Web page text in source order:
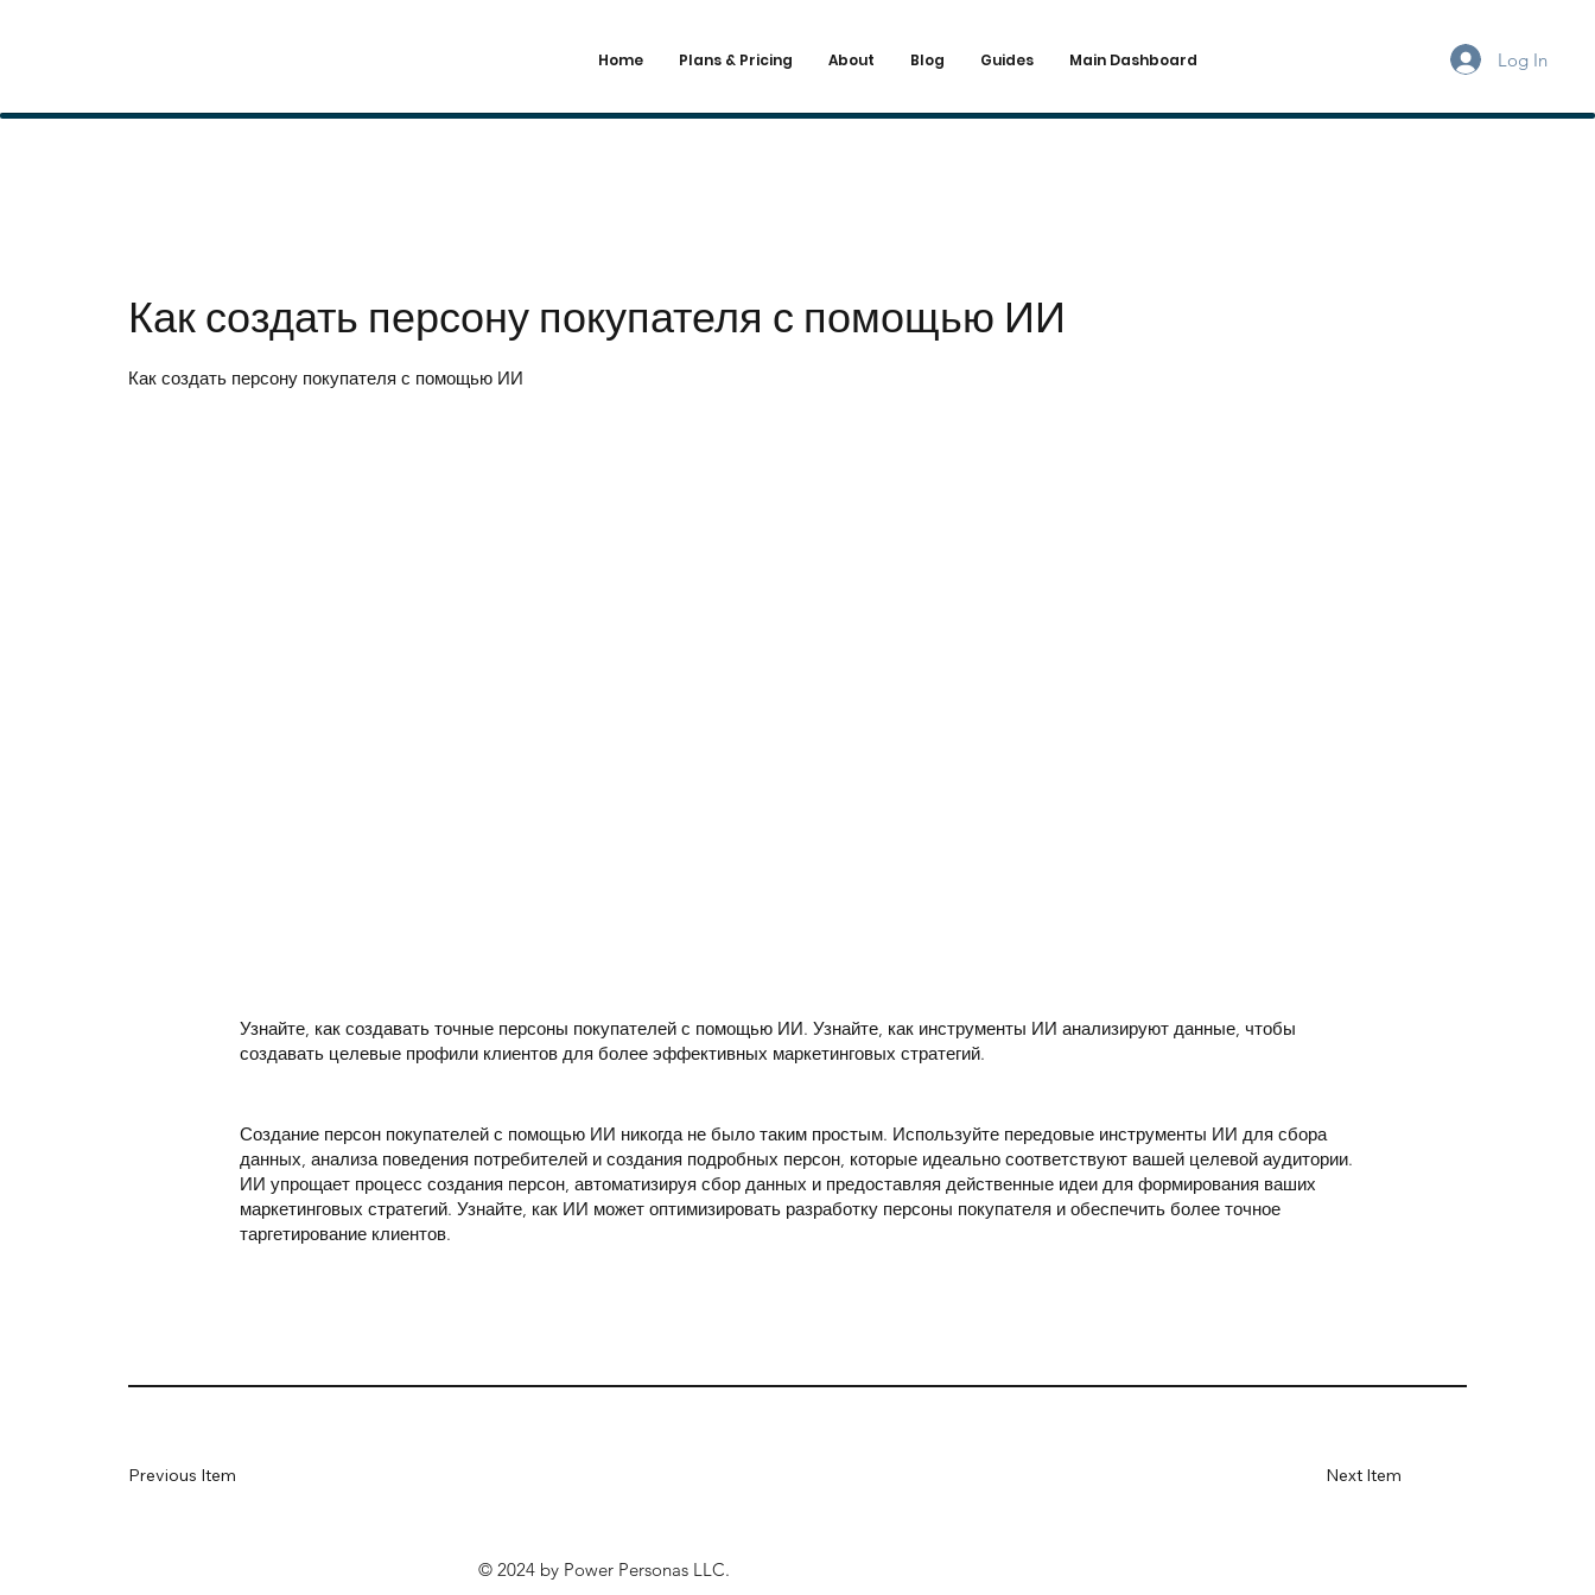
Home Plans & Pricing About Blog Guides Main Dashboard Log In
Как создать персону покупателя с помощью ИИ
Как создать персону покупателя с помощью ИИ
Узнайте, как создавать точные персоны покупателей с помощью ИИ. Узнайте, как инструменты ИИ анализируют данные, чтобы
создавать целевые профили клиентов для более эффективных маркетинговых стратегий.
Создание персон покупателей с помощью ИИ никогда не было таким простым. Используйте передовые инструменты ИИ для сбора
данных, анализа поведения потребителей и создания подробных персон, которые идеально соответствуют вашей целевой аудитории.
ИИ упрощает процесс создания персон, автоматизируя сбор данных и предоставляя действенные идеи для формирования ваших
маркетинговых стратегий. Узнайте, как ИИ может оптимизировать разработку персоны покупателя и обеспечить более точное
таргетирование клиентов.
Next Item
Previous Item
© 2024 by Power Personas LLC.